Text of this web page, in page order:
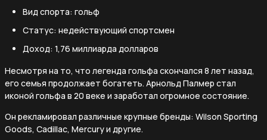
Вид спорта: гольф
Статус: недействующий спортсмен
Доход: 1,76 миллиарда долларов
Несмотря на то, что легенда гольфа скончался 8 лет назад,
его семья продолжает богатеть. Арнольд Палмер стал
иконой гольфа в 20 веке и заработал огромное состояние.
Он рекламировал различные крупные бренды: Wilson Sporting
Goods, Cadillac, Mercury и другие.